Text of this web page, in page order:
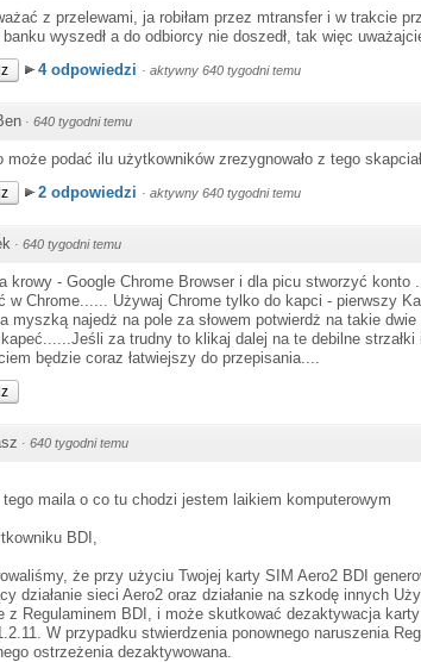
z przelewami, ja robiłam przez mtransfer i w trakcie
wyszedł a do odbiorcy nie doszedł, tak więc
4 odpowiedzi · aktywny 640 tygodni temu
· 640 tygodni temu
może podać ilu użytkowników zrezygnowało z tego
2 odpowiedzi · aktywny 640 tygodni temu
· 640 tygodni temu
krowy - Google Chrome Browser i dla picu stworzyć konto
w Chrome...... Używaj Chrome tylko do kapci - pierwszy
myszką najedż na pole za słowem potwierdż na takie
za trudny to klikaj dalej na te debilne
będzie coraz łatwiejszy do przepisania....
· 640 tygodni temu
tego maila o co tu chodzi jestem laikiem komputerowym
BDI,
że przy użyciu Twojej karty SIM Aero2 BDI
działanie sieci Aero2 oraz działanie na szkodę innych
z Regulaminem BDI, i może skutkować dezaktywacja
W przypadku stwierdzenia ponownego naruszenia
ostrzeżenia dezaktywowana.